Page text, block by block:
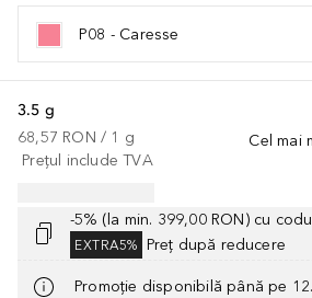
P08 - Caresse
Cel mai
3.5 g
68,57 RON / 1 g
Prețul include TVA
-5% (la min. 399,00 RON) cu codul
EXTRA5% Preț după reducere
Promoție disponibilă până pe